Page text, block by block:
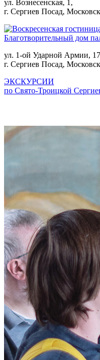
ул. Вознесенская, 1,
г. Сергиев Посад,
Благотворительный дом
ул. 1-ой Ударной Армии,
г. Сергиев Посад,
ЭКСКУРСИИ
по Свято-Троицкой